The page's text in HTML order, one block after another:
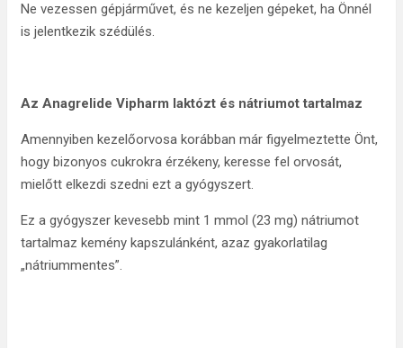
Ne vezessen gépjárművet, és ne kezeljen gépeket, ha Önnél
is jelentkezik szédülés.
Az Anagrelide Vipharm laktózt és nátriumot tartalmaz
Amennyiben kezelőorvosa korábban már figyelmeztette Önt,
hogy bizonyos cukrokra érzékeny, keresse fel orvosát,
mielőtt elkezdi szedni ezt a gyógyszert.
Ez a gyógyszer kevesebb mint 1 mmol (23 mg) nátriumot
tartalmaz kemény kapszulánként, azaz gyakorlatilag
„nátriummentes”.